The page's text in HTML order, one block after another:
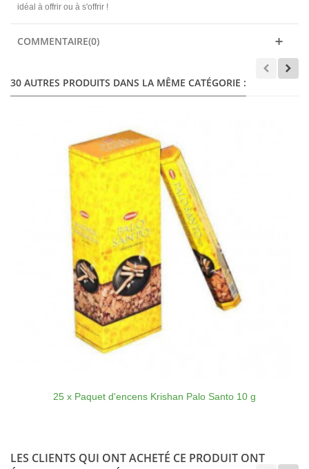
idéal à offrir ou à s'offrir !
COMMENTAIRE(0)
30 AUTRES PRODUITS DANS LA MÊME CATÉGORIE :
25 x Paquet d'encens Krishan Palo Santo 10 g
LES CLIENTS QUI ONT ACHETÉ CE PRODUIT ONT